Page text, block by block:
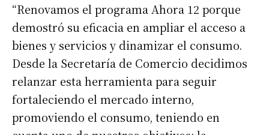
“Renovamos el programa Ahora 12 porque
demostró su eficacia en ampliar el acceso a
bienes y servicios y dinamizar el consumo.
Desde la Secretaría de Comercio decidimos
relanzar esta herramienta para seguir
fortaleciendo el mercado interno,
promoviendo el consumo, teniendo en